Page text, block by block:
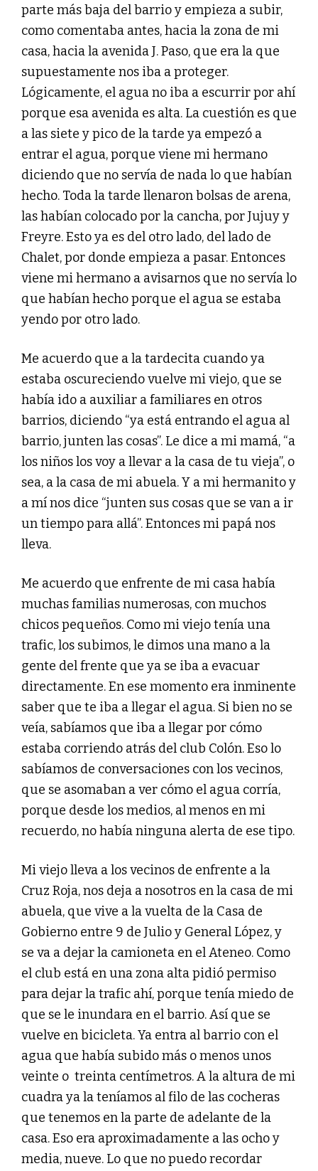
parte más baja del barrio y empieza a subir,
como comentaba antes, hacia la zona de mi
casa, hacia la avenida J. Paso, que era la que
supuestamente nos iba a proteger.
Lógicamente, el agua no iba a escurrir por ahí
porque esa avenida es alta. La cuestión es que
a las siete y pico de la tarde ya empezó a
entrar el agua, porque viene mi hermano
diciendo que no servía de nada lo que habían
hecho. Toda la tarde llenaron bolsas de arena,
las habían colocado por la cancha, por Jujuy y
Freyre. Esto ya es del otro lado, del lado de
Chalet, por donde empieza a pasar. Entonces
viene mi hermano a avisarnos que no servía lo
que habían hecho porque el agua se estaba
yendo por otro lado.
Me acuerdo que a la tardecita cuando ya
estaba oscureciendo vuelve mi viejo, que se
había ido a auxiliar a familiares en otros
barrios, diciendo “ya está entrando el agua al
barrio, junten las cosas”. Le dice a mi mamá, “a
los niños los voy a llevar a la casa de tu vieja”, o
sea, a la casa de mi abuela. Y a mi hermanito y
a mí nos dice “junten sus cosas que se van a ir
un tiempo para allá”. Entonces mi papá nos
lleva.
Me acuerdo que enfrente de mi casa había
muchas familias numerosas, con muchos
chicos pequeños. Como mi viejo tenía una
trafic, los subimos, le dimos una mano a la
gente del frente que ya se iba a evacuar
directamente. En ese momento era inminente
saber que te iba a llegar el agua. Si bien no se
veía, sabíamos que iba a llegar por cómo
estaba corriendo atrás del club Colón. Eso lo
sabíamos de conversaciones con los vecinos,
que se asomaban a ver cómo el agua corría,
porque desde los medios, al menos en mi
recuerdo, no había ninguna alerta de ese tipo.
Mi viejo lleva a los vecinos de enfrente a la
Cruz Roja, nos deja a nosotros en la casa de mi
abuela, que vive a la vuelta de la Casa de
Gobierno entre 9 de Julio y General López, y
se va a dejar la camioneta en el Ateneo. Como
el club está en una zona alta pidió permiso
para dejar la trafic ahí, porque tenía miedo de
que se le inundara en el barrio. Así que se
vuelve en bicicleta. Ya entra al barrio con el
agua que había subido más o menos unos
veinte o treinta centímetros. A la altura de mi
cuadra ya la teníamos al filo de las cocheras
que tenemos en la parte de adelante de la
casa. Eso era aproximadamente a las ocho y
media, nueve. Lo que no puedo recordar